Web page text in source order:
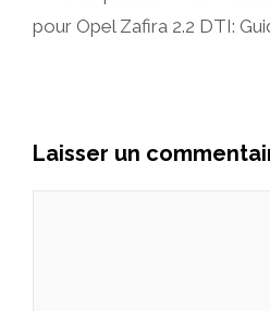
pour Opel Zafira 2.2 DTI:
Laisser un